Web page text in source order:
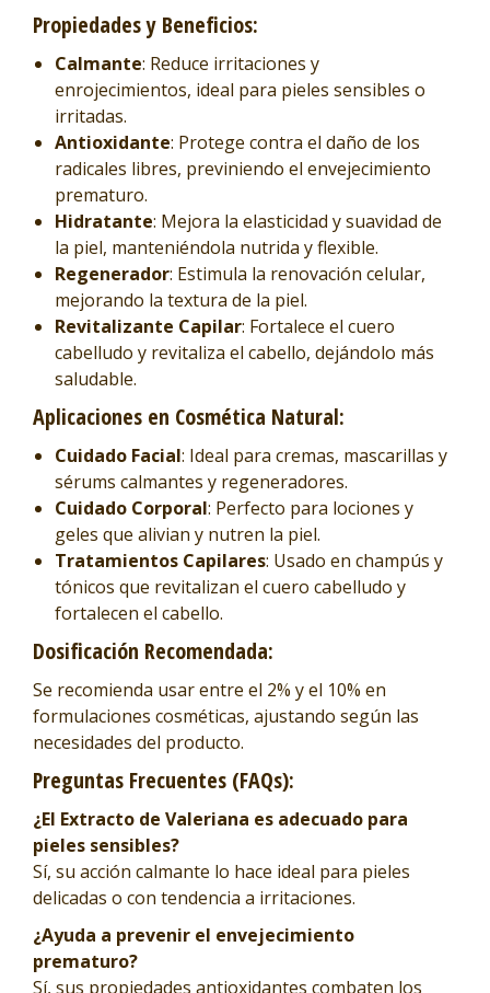
Propiedades y Beneficios:
Calmante: Reduce irritaciones y
enrojecimientos, ideal para pieles sensibles o
irritadas.
Antioxidante: Protege contra el daño de los
radicales libres, previniendo el envejecimiento
prematuro.
Hidratante: Mejora la elasticidad y suavidad de
la piel, manteniéndola nutrida y flexible.
Regenerador: Estimula la renovación celular,
mejorando la textura de la piel.
Revitalizante Capilar: Fortalece el cuero
cabelludo y revitaliza el cabello, dejándolo más
saludable.
Aplicaciones en Cosmética Natural:
Cuidado Facial: Ideal para cremas, mascarillas y
sérums calmantes y regeneradores.
Cuidado Corporal: Perfecto para lociones y
geles que alivian y nutren la piel.
Tratamientos Capilares: Usado en champús y
tónicos que revitalizan el cuero cabelludo y
fortalecen el cabello.
Dosificación Recomendada:
Se recomienda usar entre el 2% y el 10% en
formulaciones cosméticas, ajustando según las
necesidades del producto.
Preguntas Frecuentes (FAQs):
¿El Extracto de Valeriana es adecuado para
pieles sensibles?
Sí, su acción calmante lo hace ideal para pieles
delicadas o con tendencia a irritaciones.
¿Ayuda a prevenir el envejecimiento
prematuro?
Sí, sus propiedades antioxidantes combaten los